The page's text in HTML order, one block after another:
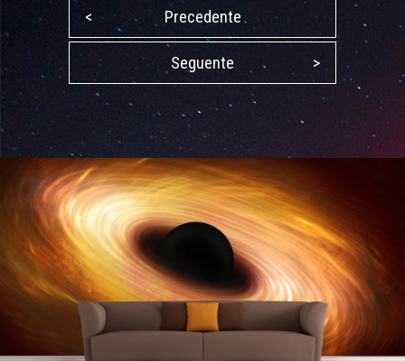
< Precedente
Seguente >